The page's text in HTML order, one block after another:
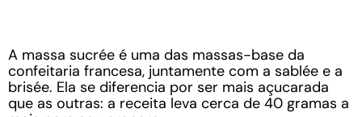
A massa sucrée é uma das massas-base da
confeitaria francesa, juntamente com a sablée e a
brisée. Ela se diferencia por ser mais açucarada
que as outras: a receita leva cerca de 40 gramas a